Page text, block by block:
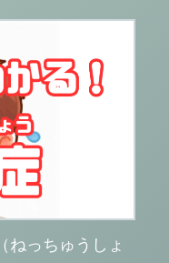
ねっちゅうしょ